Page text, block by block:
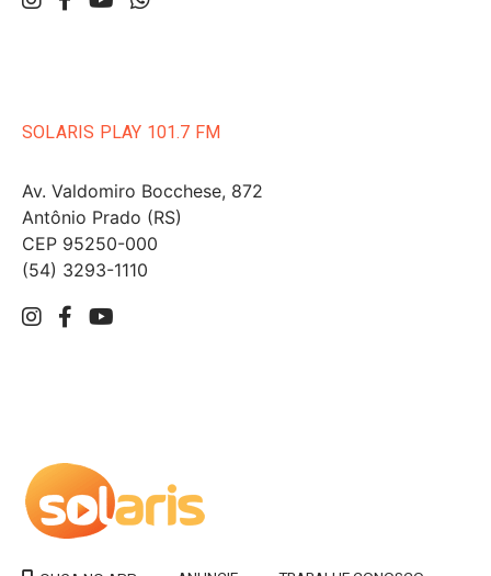
SOLARIS PLAY 101.7 FM
Av. Valdomiro Bocchese, 872
Antônio Prado (RS)
CEP 95250-000
(54) 3293-1110